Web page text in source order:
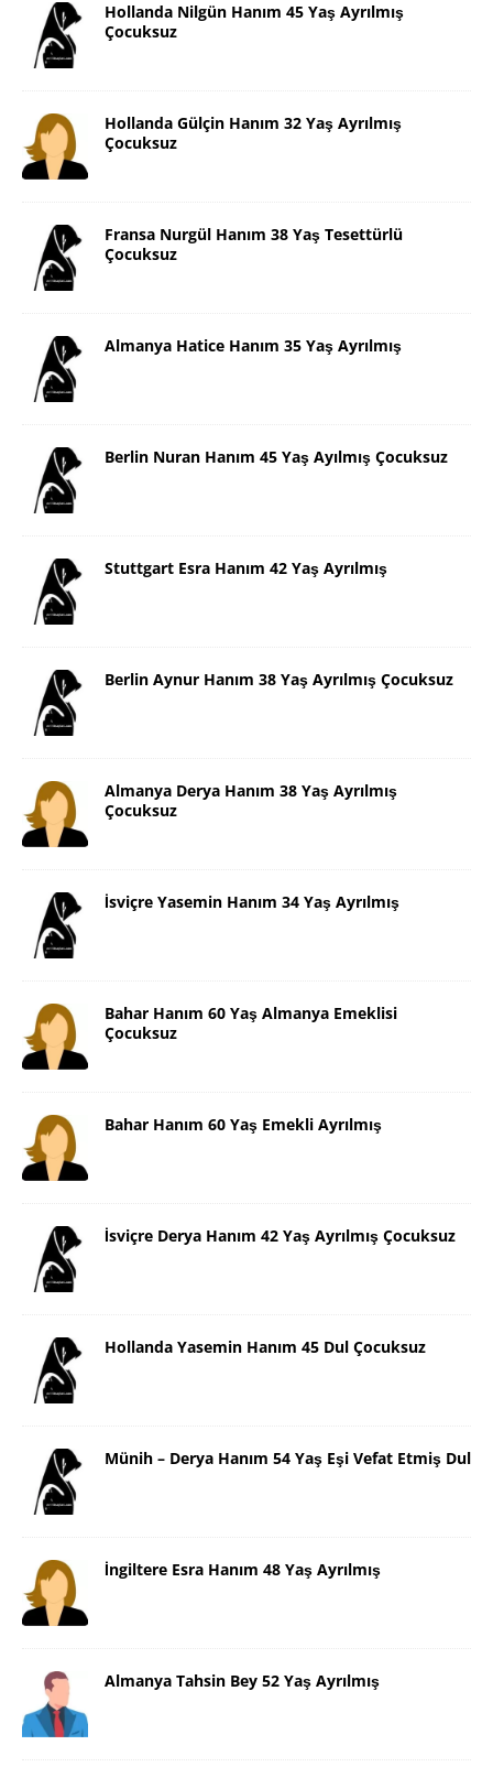
Hollanda Nilgün Hanım 45 Yaş Ayrılmış
Çocuksuz
Hollanda Gülçin Hanım 32 Yaş Ayrılmış
Çocuksuz
Fransa Nurgül Hanım 38 Yaş Tesettürlü
Çocuksuz
Almanya Hatice Hanım 35 Yaş Ayrılmış
Berlin Nuran Hanım 45 Yaş Ayılmış Çocuksuz
Stuttgart Esra Hanım 42 Yaş Ayrılmış
Berlin Aynur Hanım 38 Yaş Ayrılmış Çocuksuz
Almanya Derya Hanım 38 Yaş Ayrılmış
Çocuksuz
İsviçre Yasemin Hanım 34 Yaş Ayrılmış
Bahar Hanım 60 Yaş Almanya Emeklisi
Çocuksuz
Bahar Hanım 60 Yaş Emekli Ayrılmış
İsviçre Derya Hanım 42 Yaş Ayrılmış Çocuksuz
Hollanda Yasemin Hanım 45 Dul Çocuksuz
Münih – Derya Hanım 54 Yaş Eşi Vefat Etmiş Dul
İngiltere Esra Hanım 48 Yaş Ayrılmış
Almanya Tahsin Bey 52 Yaş Ayrılmış